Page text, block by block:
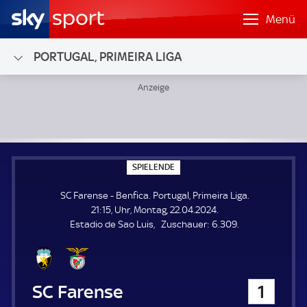
Menü
PORTUGAL, PRIMEIRA LIGA
SPIELENDE
P
E
L
E
N
SC Farense - Benfica. Portugal, Primeira Liga.
21:15, Uhr, Montag, 22.04.2024.
Estadio de Sao Luis
Zuschauer: Z
6.309.
SC Farense 1